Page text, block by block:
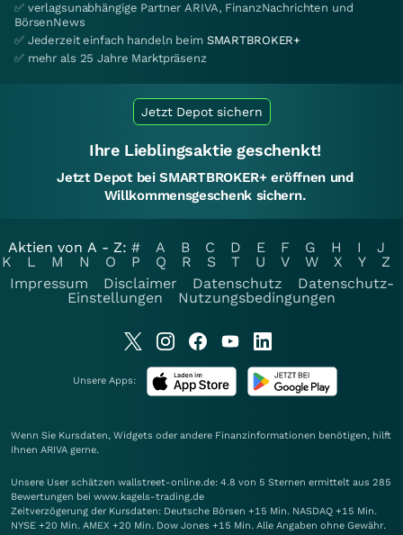
✅ verlagsunabhängige Partner ARIVA, FinanzNachrichten und
BörsenNews
✅ Jederzeit einfach handeln beim SMARTBROKER+
✅ mehr als 25 Jahre Marktpräsenz
Jetzt Depot sichern
Ihre Lieblingsaktie geschenkt!
Jetzt Depot bei SMARTBROKER+ eröffnen und
Willkommensgeschenk sichern.
Aktien von A - Z: # A B C D E F G H I
J
K
L M N O P Q R S T U V W X Y
Z
Impressum
Disclaimer Datenschutz
Datenschutz-
Einstellungen
Nutzungsbedingungen
Unsere Apps:
Wenn Sie Kursdaten, Widgets oder andere Finanzinformationen benötigen, hilft
Ihnen ARIVA gerne.
Unsere User schätzen wallstreet-online.de: 4.8 von 5 Sternen ermittelt aus 285
Bewertungen bei www.kagels-trading.de
Zeitverzögerung der Kursdaten: Deutsche Börsen +15 Min. NASDAQ +15 Min.
NYSE +20 Min. AMEX +20 Min. Dow Jones +15 Min. Alle Angaben ohne Gewähr.